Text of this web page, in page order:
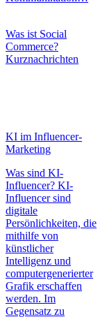
Was ist Social
Commerce?
Kurznachrichten
KI im Influencer-
Marketing
Was sind KI-
Influencer? KI-
Influencer sind
digitale
Persönlichkeiten, die
mithilfe von
künstlicher
Intelligenz und
computergenerierter
Grafik erschaffen
werden. Im
Gegensatz zu